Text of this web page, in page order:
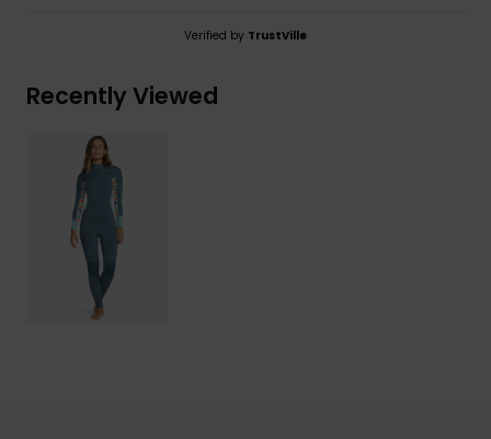
Verified by TrustVille
Recently Viewed